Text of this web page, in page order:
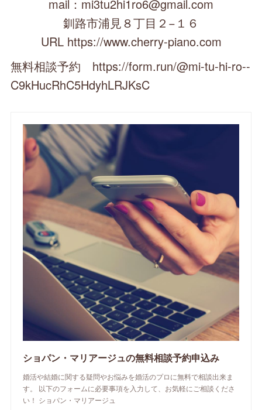
mail：mi3tu2hi1ro6@gmail.com
釧路市浦見８丁目２−１６
URL https://www.cherry-piano.com
無料相談予約 https://form.run/@mi-tu-hi-ro--
C9kHucRhC5HdyhLRJKsC
ショパン・マリアージュの無料相談予約申込み
婚活や結婚に関する疑問やお悩みを婚活のプロに無料で相談出来ま
す。 以下のフォームに必要事項を入力して、お気軽にご相談くださ
い！ ショパン・マリアージュ